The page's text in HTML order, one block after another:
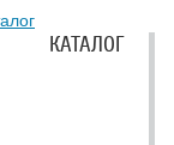
КАТАЛОГ